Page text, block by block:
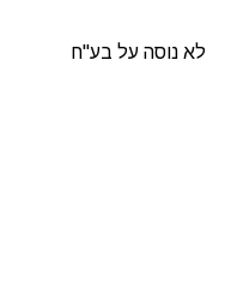
לא נוסה על בע"ח